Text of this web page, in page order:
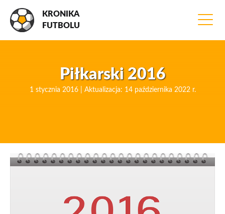
KRONIKA
FUTBOLU
Piłkarski 2016
1 stycznia 2016 | Aktualizacja: 14 października 2022 r.